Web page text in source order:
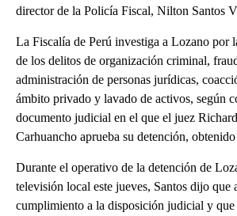
director de la Policía Fiscal, Nilton Santos
La Fiscalía de Perú investiga a Lozano por
de los delitos de organización criminal,
administración de personas jurídicas,
ámbito privado y lavado de activos, según
documento judicial en el que el juez
Carhuancho aprueba su detención,
Durante el operativo de la detención de
televisión local este jueves, Santos dijo que
cumplimiento a la disposición judicial y